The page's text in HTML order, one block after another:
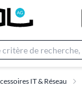
IT & Réseau